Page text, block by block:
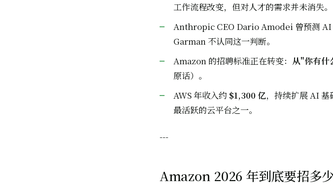
工作流程改变，但对人才的需求并未消失。
Anthropic CEO Dario Amodei 曾预测 AI
Garman 不认同这一判断。
Amazon 的招聘标准正在转变： 从"你有什
原话）。
AWS 年收入约 $1,300 亿，持续扩展 AI
最活跃的云平台之一。
---
Amazon 2026 年到底要招多